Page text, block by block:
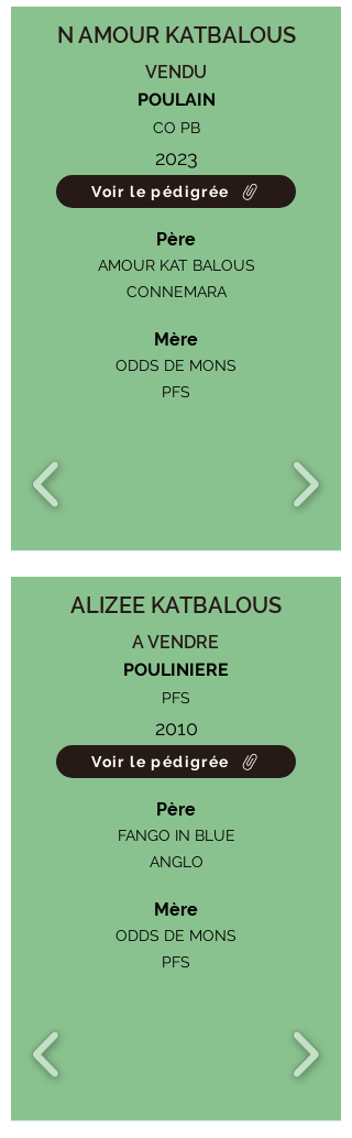
N AMOUR KATBALOUS
VENDU
POULAIN
CO PB
2023
Voir le pédigrée
Père
AMOUR KAT BALOUS
CONNEMARA
Mère
ODDS DE MONS
PFS
ALIZEE KATBALOUS
A VENDRE
POULINIERE
PFS
2010
Voir le pédigrée
Père
FANGO IN BLUE
ANGLO
Mère
ODDS DE MONS
PFS